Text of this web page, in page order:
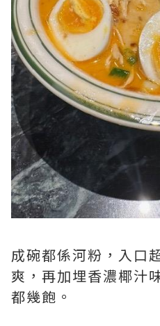
成碗都係河粉，入口
爽，再加埋香濃椰汁
都幾飽。